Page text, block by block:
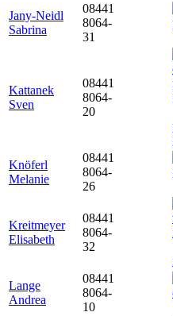
Jany-Neidl
Sabrina
08441
8064-
31
Kattanek
Sven
08441
8064-
20
Knöferl
Melanie
08441
8064-
26
Kreitmeyer
Elisabeth
08441
8064-
32
Lange
Andrea
08441
8064-
10